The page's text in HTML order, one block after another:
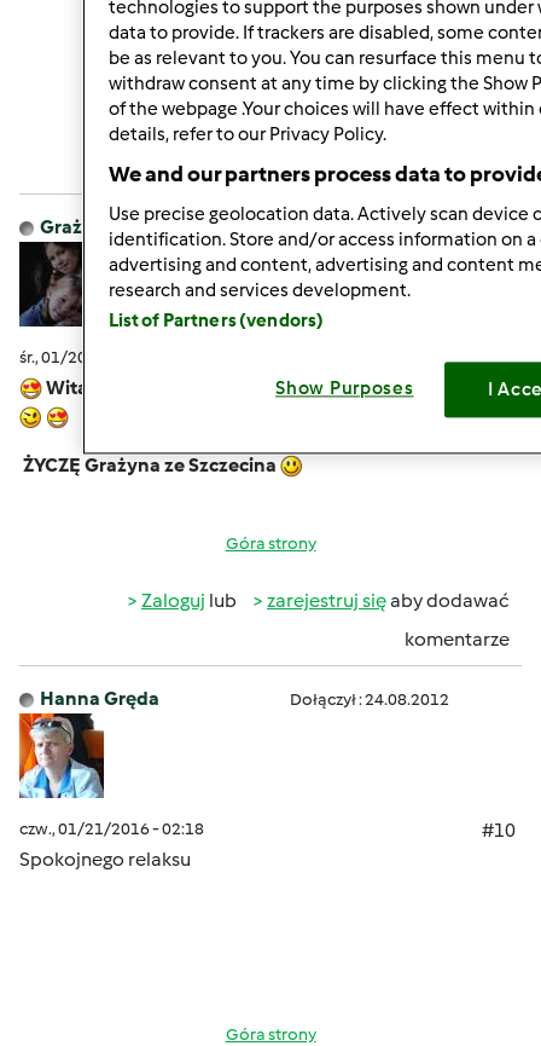
Góra strony
Zalogujlub zarejestruj się
komentarze
Grażyna Kamińska Dołączył : 07.10.2011
śr., 01/20/2016 - 09:30
#9
Witam serdecznie i cieplutko
Zima nie odpuszcza
ŻYCZĘ Grażyna ze Szczecina
Góra strony
Zaloguj lub zarejestruj sięaby dodawać
komentarze
Hanna Gręda Dołączył : 24.08.2012
czw., 01/21/2016 - 02:18
#10
Spokojnego relaksu
Góra strony
technologies to support the purposes shown under
data to provide. If trackers are disabled, some
be as relevant to you. You can resurface this menu
withdraw consent at any time by clicking the Show
of the webpage .Your choices will have effect within
details, refer to our Privacy Policy.
We and our partners process data to
Use precise geolocation data. Actively scan device
identification. Store and/or access information on a
advertising and content, advertising and content
research and services development.
List of Partners (vendors)
Show Purposes I